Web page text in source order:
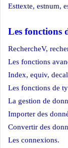
Esttexte, estnum,
Les fonctions
RechercheV,
Les fonctions
Index, equiv,
Les fonctions de
La gestion de
Importer des
Convertir des
Les connexions.